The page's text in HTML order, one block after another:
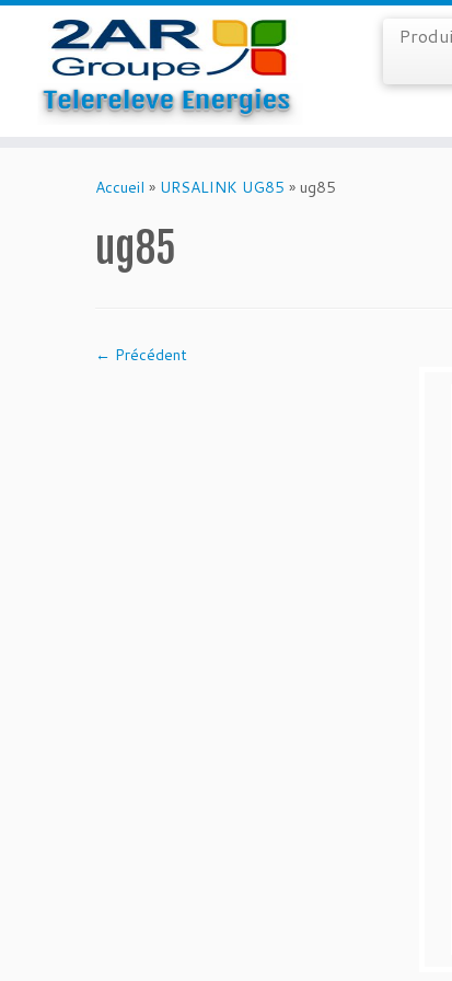
Accueil » URSALINK UG85 » ug85
ug85
← Précédent